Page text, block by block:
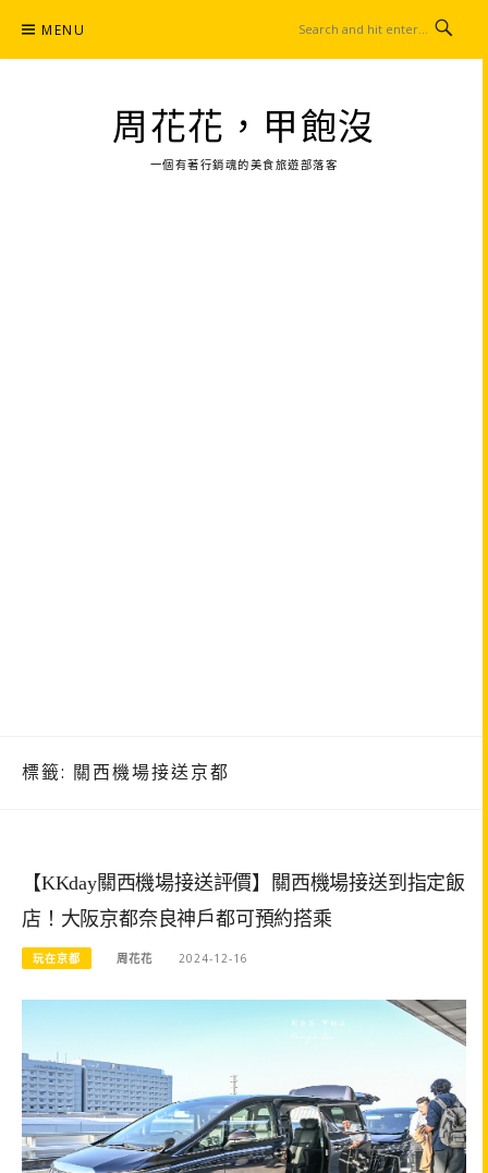
content
MENU
周花花，甲飽沒
一個有著行銷魂的美食旅遊部落客
標籤: 關西機場接送京都
【KKday關西機場接送評價】關西機場接送到指定飯
店！大阪京都奈良神戶都可預約搭乘
玩在京都 周花花 2024-12-16